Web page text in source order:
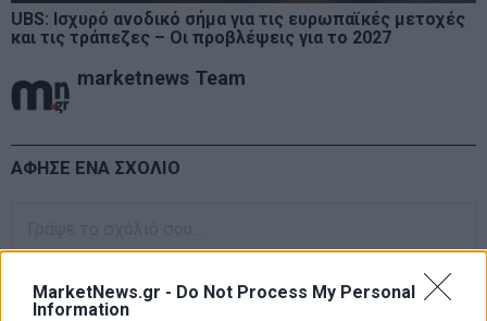
MarketNews.gr - Do Not Process My Personal
Information
UBS: Ισχυρό ανοδικό σήμα για τις ευρωπαϊκές μετοχές
και τις τράπεζες – Οι προβλέψεις για το 2027
marketnews Team
ΑΦΗΣΕ ΕΝΑ ΣΧΟΛΙΟ